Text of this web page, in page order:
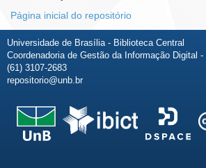
Página inicial do repositório
Universidade de Brasília - Biblioteca Central
Coordenadoria de Gestão da Informação Digital -
(61) 3107-2683
repositorio@unb.br